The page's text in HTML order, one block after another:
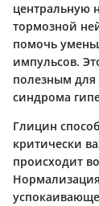
центральную
тормозной
помочь
импульсов.
полезным для
синдрома
Глицин
критически
происходит
Нормализация